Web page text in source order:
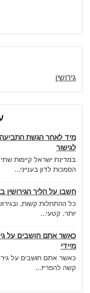
גירושין
מיד לאחר הגשת התביעה
לגישור
במדינת ישראל קיימות
הסמכות לדון בענייני...
חשבו על הליך הגירושין
כל ההתחלות קשות,
יותר. קטעי...
כאשר אתם חושבים על
מיידי
כאשר אתם חושבים על
קשה להפריז...